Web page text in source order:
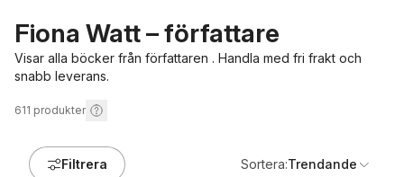
Fiona Watt – författare
Visar alla böcker från författaren . Handla med fri frakt och
snabb leverans.
611 produkter
Filtrera Sortera:Trendande